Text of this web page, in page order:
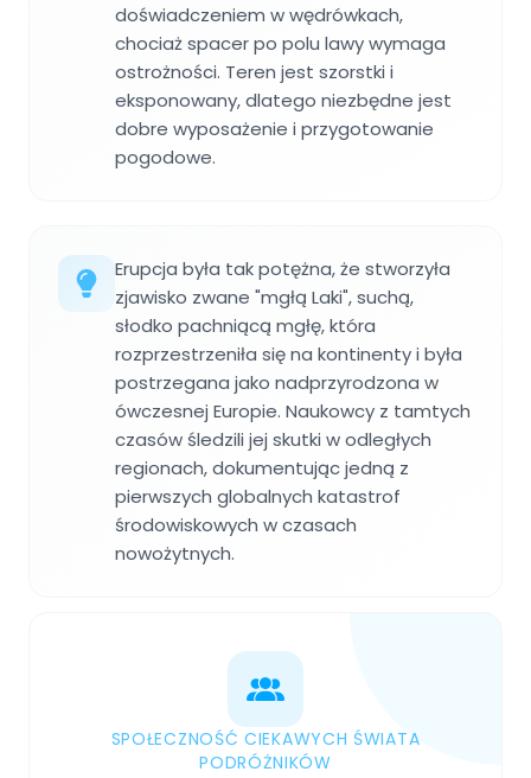
doświadczeniem w wędrówkach,
chociaż spacer po polu lawy wymaga
ostrożności. Teren jest szorstki i
eksponowany, dlatego niezbędne jest
dobre wyposażenie i przygotowanie
pogodowe.
Erupcja była tak potężna, że stworzyła
zjawisko zwane "mgłą Laki", suchą,
słodko pachniącą mgłę, która
rozprzestrzeniła się na kontinenty i była
postrzegana jako nadprzyrodzona w
ówczesnej Europie. Naukowcy z tamtych
czasów śledzili jej skutki w odległych
regionach, dokumentując jedną z
pierwszych globalnych katastrof
środowiskowych w czasach
nowożytnych.
SPOŁECZNOŚĆ CIEKAWYCH ŚWIATA
PODRÓŻNIKÓW